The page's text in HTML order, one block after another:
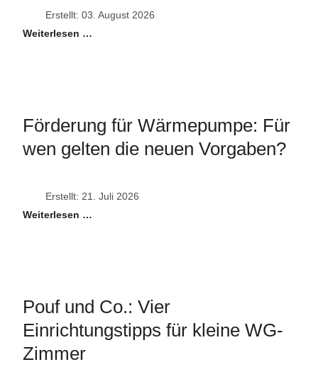
Erstellt: 03. August 2026
Weiterlesen …
Förderung für Wärmepumpe: Für
wen gelten die neuen Vorgaben?
Erstellt: 21. Juli 2026
Weiterlesen …
Pouf und Co.: Vier
Einrichtungstipps für kleine WG-
Zimmer